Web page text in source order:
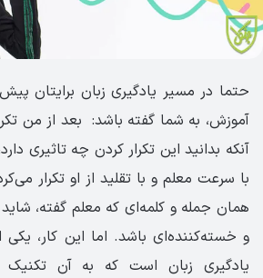
حتما در مسیر یادگیری زبان برایتان
آموزش، به شما گفته باشد: بعد از من
آنکه بدانید این تکرار کردن چه تاثیری
با سرعت معلم و با تقلید از او تکرار
همان جمله و کلمه‌ای که معلم گفته،
و خسته‌کننده‌ای باشد. اما این کار،